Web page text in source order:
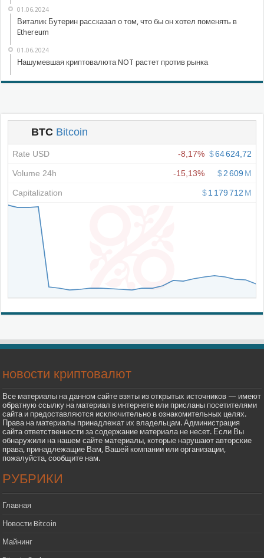
01.06.2024
Виталик Бутерин рассказал о том, что бы он хотел поменять в
Ethereum
01.06.2024
Нашумевшая криптовалюта NOT растет против рынка
новости криптовалют
Все материалы на данном сайте взяты из открытых источников — имеют
обратную ссылку на материал в интернете или присланы посетителями
сайта и предоставляются исключительно в ознакомительных целях.
Права на материалы принадлежат их владельцам. Администрация
сайта ответственности за содержание материала не несет. Если Вы
обнаружили на нашем сайте материалы, которые нарушают авторские
права, принадлежащие Вам, Вашей компании или организации,
пожалуйста, сообщите нам.
РУБРИКИ
Главная
Новости Bitcoin
Майнинг